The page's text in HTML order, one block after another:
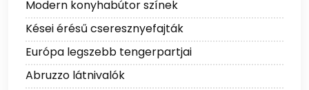
Modern konyhabútor színek
Kései érésű cseresznyefajták
Európa legszebb tengerpartjai
Abruzzo látnivalók